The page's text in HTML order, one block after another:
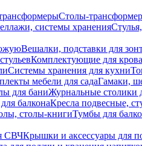
Столы-
системы хранения
Вешалки, подставки для
Комплектующие для
Системы хранения для кухни
мебели для садаГамаки,
для баниЖурнальные столики
балконаКресла подвесные,
столы-книгиТумбы для
СВЧКрышки и аксессуары для